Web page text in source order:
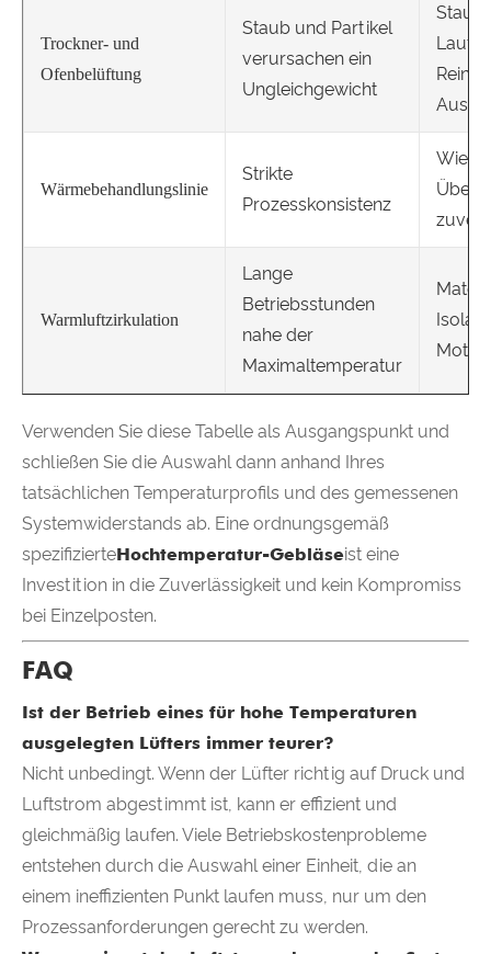
Trockner- und
Ofenbelüftung
Staub und Partikel
verursachen ein
Ungleichgewicht
Wärmebehandlungslinie
Strikte
Prozesskonsistenz
Warmluftzirkulation
Lange
Betriebsstunden
nahe der
Maximaltemperatur
Verwenden Sie diese Tabelle als Ausgangspunkt und
schließen Sie die Auswahl dann anhand Ihres
tatsächlichen Temperaturprofils und des gemessenen
Systemwiderstands ab. Eine ordnungsgemäß
spezifizierteHochtemperatur-Gebläseist eine
Investition in die Zuverlässigkeit und kein Kompromiss
bei Einzelposten.
FAQ
Ist der Betrieb eines für hohe Temperaturen
ausgelegten Lüfters immer teurer?
Nicht unbedingt. Wenn der Lüfter richtig auf Druck und
Luftstrom abgestimmt ist, kann er effizient und
gleichmäßig laufen. Viele Betriebskostenprobleme
entstehen durch die Auswahl einer Einheit, die an
einem ineffizienten Punkt laufen muss, nur um den
Prozessanforderungen gerecht zu werden.